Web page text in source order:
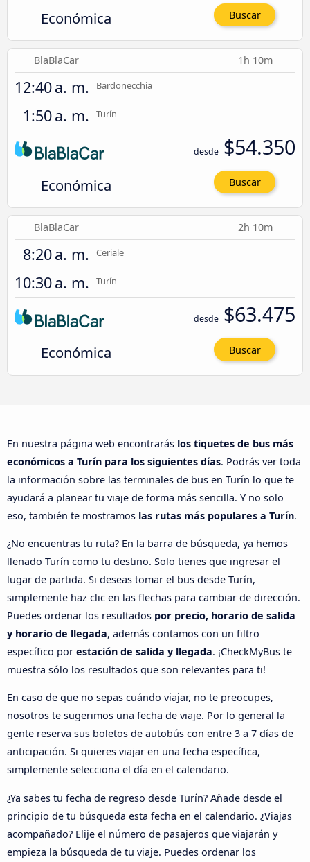
Económica Buscar
BlaBlaCar 1h 10m
12:40 a. m. Bardonecchia
1:50 a. m. Turín
Económica
desde $54.350
Buscar
BlaBlaCar 2h 10m
8:20 a. m. Ceriale
10:30 a. m. Turín
Económica
desde $63.475
Buscar
En nuestra página web encontrarás los tiquetes de bus más
económicos a Turín para los siguientes días. Podrás ver toda
la información sobre las terminales de bus en Turín lo que te
ayudará a planear tu viaje de forma más sencilla. Y no solo
eso, también te mostramos las rutas más populares a Turín.
¿No encuentras tu ruta? En la barra de búsqueda, ya hemos
llenado Turín como tu destino. Solo tienes que ingresar el
lugar de partida. Si deseas tomar el bus desde Turín,
simplemente haz clic en las flechas para cambiar de dirección.
Puedes ordenar los resultados por precio, horario de salida
y horario de llegada, además contamos con un filtro
específico por estación de salida y llegada. ¡CheckMyBus te
muestra sólo los resultados que son relevantes para ti!
En caso de que no sepas cuándo viajar, no te preocupes,
nosotros te sugerimos una fecha de viaje. Por lo general la
gente reserva sus boletos de autobús con entre 3 a 7 días de
anticipación. Si quieres viajar en una fecha específica,
simplemente selecciona el día en el calendario.
¿Ya sabes tu fecha de regreso desde Turín? Añade desde el
principio de tu búsqueda esta fecha en el calendario. ¿Viajas
acompañado? Elije el número de pasajeros que viajarán y
empieza la búsqueda de tu viaje. Puedes ordenar los